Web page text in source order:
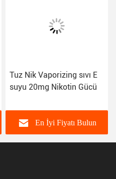
Tuz Nik Vaporizing sıvı E
suyu 20mg Nikotin Gücü
En İyi Fiyatı Bulun